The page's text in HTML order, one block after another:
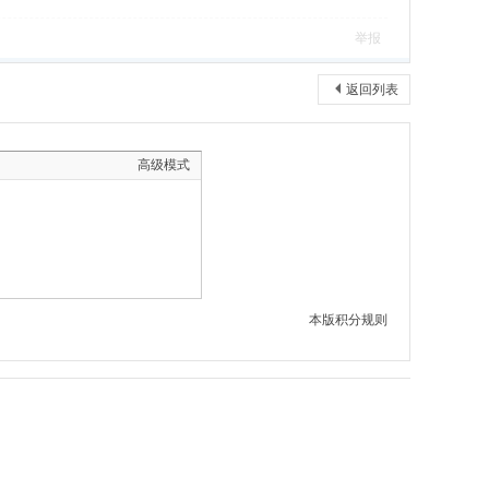
举报
返回列表
高级模式
本版积分规则